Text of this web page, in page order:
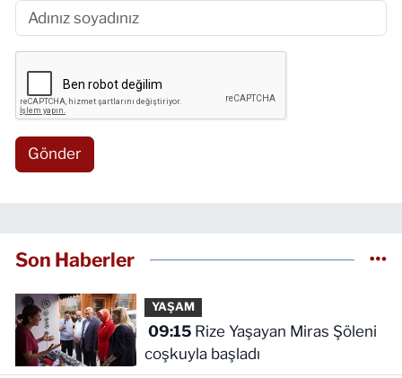
Gönder
Son Haberler
YAŞAM
09:15Rize Yaşayan Miras Şöleni
coşkuyla başladı